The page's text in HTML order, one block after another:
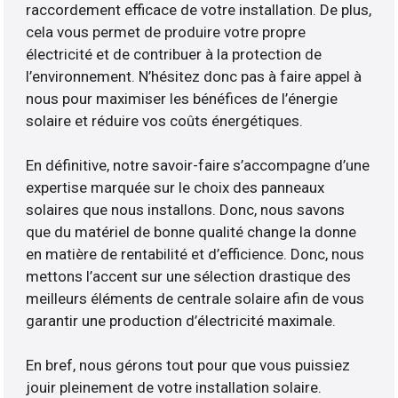
raccordement efficace de votre installation. De plus,
cela vous permet de produire votre propre
électricité et de contribuer à la protection de
l’environnement. N’hésitez donc pas à faire appel à
nous pour maximiser les bénéfices de l’énergie
solaire et réduire vos coûts énergétiques.
En définitive, notre savoir-faire s’accompagne d’une
expertise marquée sur le choix des panneaux
solaires que nous installons. Donc, nous savons
que du matériel de bonne qualité change la donne
en matière de rentabilité et d’efficience. Donc, nous
mettons l’accent sur une sélection drastique des
meilleurs éléments de centrale solaire afin de vous
garantir une production d’électricité maximale.
En bref, nous gérons tout pour que vous puissiez
jouir pleinement de votre installation solaire.